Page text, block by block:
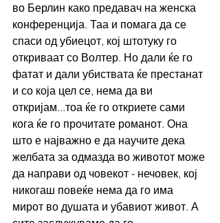
во Берлин како предавач на женска
конференција. Таа и помага да се
спаси од убиецот, кој штотуку го
откриваат со Волтер. Но дали ќе го
фатат и дали убиствата ќе престанат
и со која цел се, нема да ви
откријам...тоа ќе го откриете сами
кога ќе го прочитате романот. Она
што е најважно е да научите дека
желбата за одмазда во животот може
да направи од човекот - нечовек, кој
никогаш повеќе нема да го има
мирот во душата и убавиот живот. А